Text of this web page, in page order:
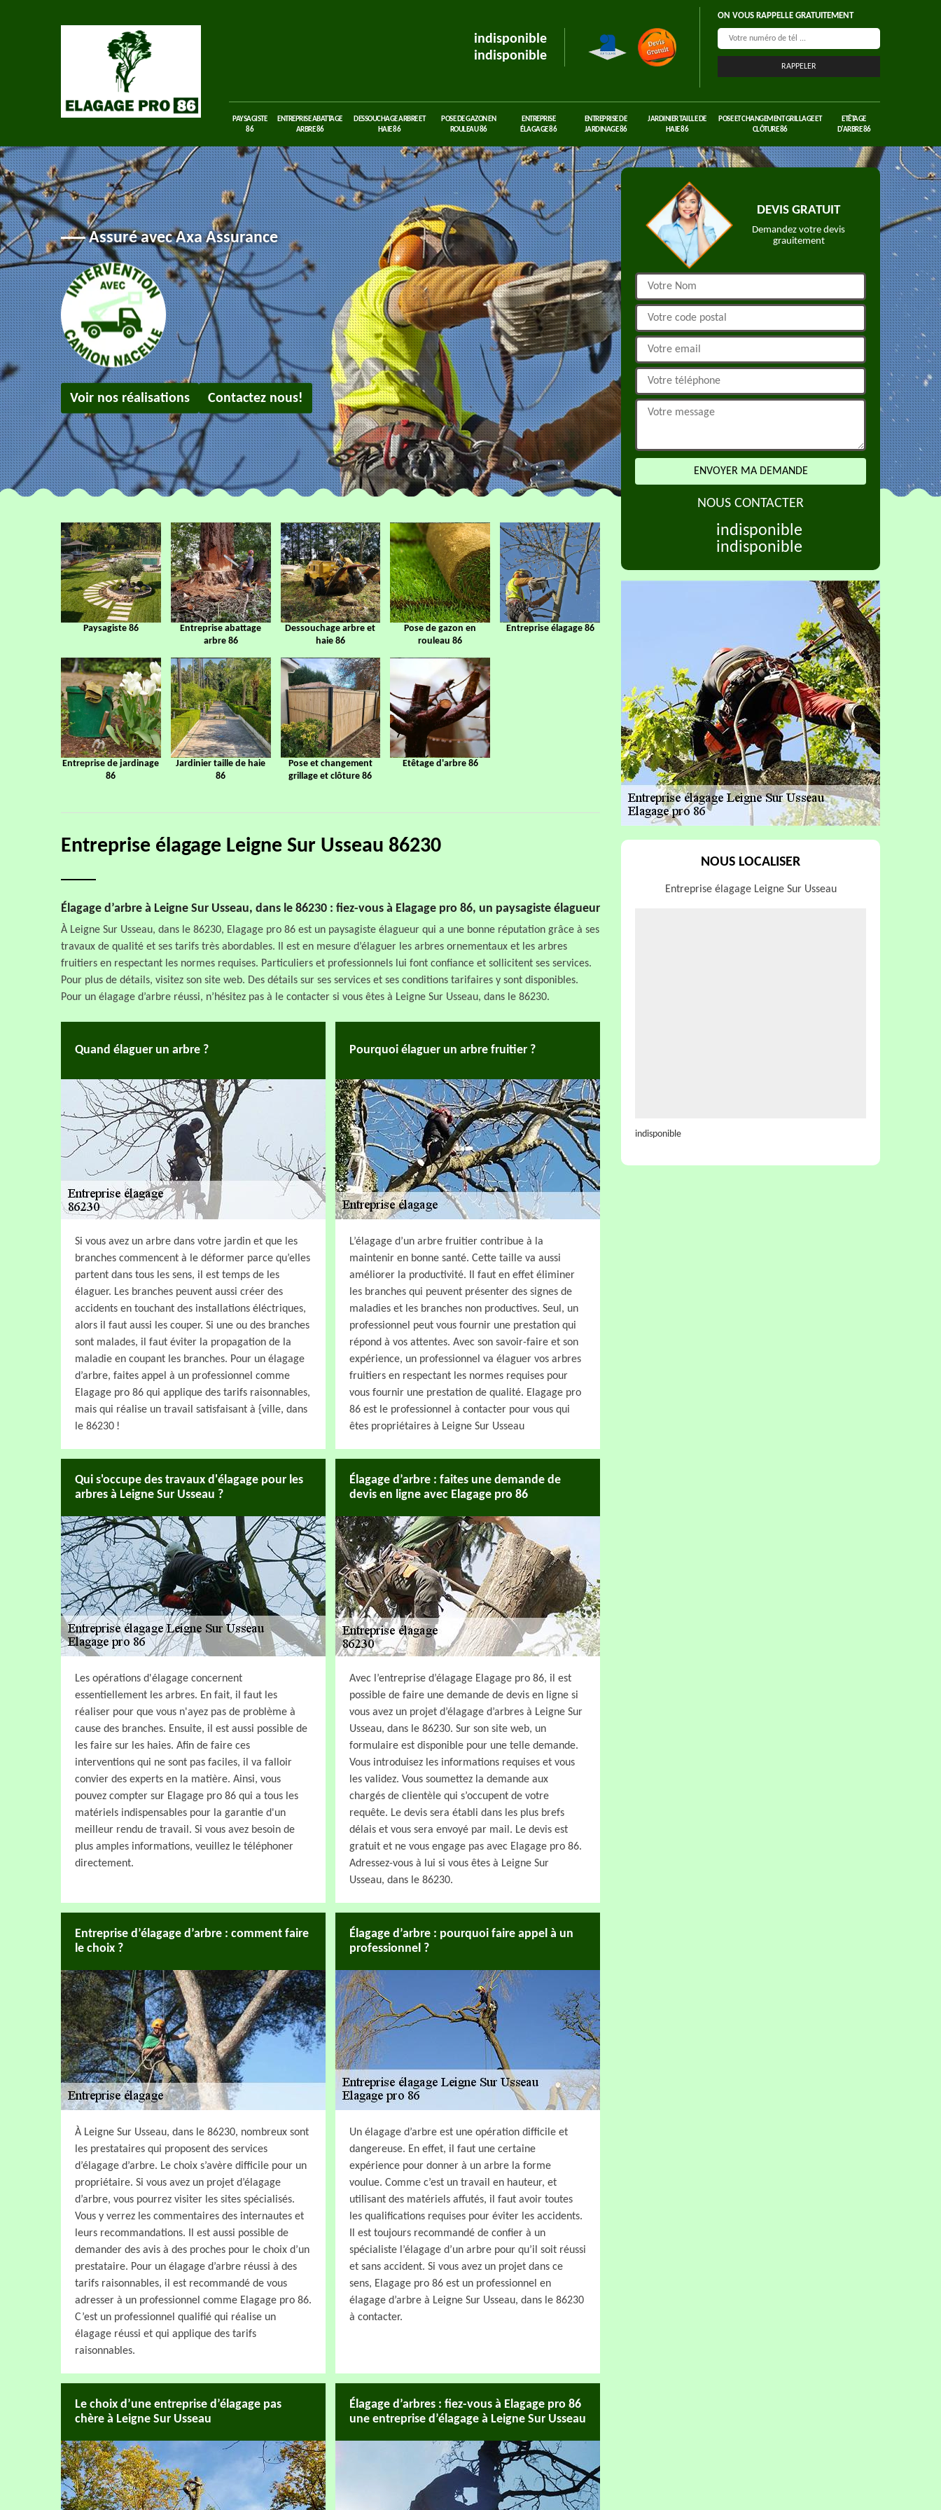
indisponible
indisponible
ON VOUS RAPPELLE GRATUITEMENT
PAYSAGISTE
86
ENTREPRISE ABATTAGE
ARBRE 86
DESSOUCHAGE ARBRE ET
HAIE 86
POSE DE GAZON EN
ROULEAU 86
ENTREPRISE
ÉLAGAGE 86
ENTREPRISE DE
JARDINAGE 86
JARDINIER TAILLE DE
HAIE 86
POSE ET CHANGEMENT GRILLAGE ET
CLÔTURE 86
ETÊTAGE
D'ARBRE 86
Assuré avec Axa Assurance
Voir nos réalisations Contactez nous!
Paysagiste 86
Entreprise abattage
arbre 86
Dessouchage arbre et
haie 86
Pose de gazon en
rouleau 86
Entreprise élagage 86
Entreprise de jardinage
86
Jardinier taille de haie
86
Pose et changement
grillage et clôture 86
Etêtage d'arbre 86
Entreprise élagage Leigne Sur Usseau 86230
Élagage d’arbre à Leigne Sur Usseau, dans le 86230 : fiez-vous à Elagage pro 86, un paysagiste élagueur
À Leigne Sur Usseau, dans le 86230, Elagage pro 86 est un paysagiste élagueur qui a une bonne réputation grâce à ses
travaux de qualité et ses tarifs très abordables. Il est en mesure d’élaguer les arbres ornementaux et les arbres
fruitiers en respectant les normes requises. Particuliers et professionnels lui font confiance et sollicitent ses services.
Pour plus de détails, visitez son site web. Des détails sur ses services et ses conditions tarifaires y sont disponibles.
Pour un élagage d’arbre réussi, n’hésitez pas à le contacter si vous êtes à Leigne Sur Usseau, dans le 86230.
Quand élaguer un arbre ?
Si vous avez un arbre dans votre jardin et que les
branches commencent à le déformer parce qu’elles
partent dans tous les sens, il est temps de les
élaguer. Les branches peuvent aussi créer des
accidents en touchant des installations éléctriques,
alors il faut aussi les couper. Si une ou des branches
sont malades, il faut éviter la propagation de la
maladie en coupant les branches. Pour un élagage
d’arbre, faites appel à un professionnel comme
Elagage pro 86 qui applique des tarifs raisonnables,
mais qui réalise un travail satisfaisant à {ville, dans
le 86230 !
Pourquoi élaguer un arbre fruitier ?
L’élagage d’un arbre fruitier contribue à la
maintenir en bonne santé. Cette taille va aussi
améliorer la productivité. Il faut en effet éliminer
les branches qui peuvent présenter des signes de
maladies et les branches non productives. Seul, un
professionnel peut vous fournir une prestation qui
répond à vos attentes. Avec son savoir-faire et son
expérience, un professionnel va élaguer vos arbres
fruitiers en respectant les normes requises pour
vous fournir une prestation de qualité. Elagage pro
86 est le professionnel à contacter pour vous qui
êtes propriétaires à Leigne Sur Usseau
Qui s'occupe des travaux d'élagage pour les
arbres à Leigne Sur Usseau ?
Les opérations d'élagage concernent
essentiellement les arbres. En fait, il faut les
réaliser pour que vous n'ayez pas de problème à
cause des branches. Ensuite, il est aussi possible de
les faire sur les haies. Afin de faire ces
interventions qui ne sont pas faciles, il va falloir
convier des experts en la matière. Ainsi, vous
pouvez compter sur Elagage pro 86 qui a tous les
matériels indispensables pour la garantie d'un
meilleur rendu de travail. Si vous avez besoin de
plus amples informations, veuillez le téléphoner
directement.
Élagage d’arbre : faites une demande de
devis en ligne avec Elagage pro 86
Avec l’entreprise d’élagage Elagage pro 86, il est
possible de faire une demande de devis en ligne si
vous avez un projet d’élagage d’arbres à Leigne Sur
Usseau, dans le 86230. Sur son site web, un
formulaire est disponible pour une telle demande.
Vous introduisez les informations requises et vous
les validez. Vous soumettez la demande aux
chargés de clientèle qui s’occupent de votre
requête. Le devis sera établi dans les plus brefs
délais et vous sera envoyé par mail. Le devis est
gratuit et ne vous engage pas avec Elagage pro 86.
Adressez-vous à lui si vous êtes à Leigne Sur
Usseau, dans le 86230.
Entreprise d’élagage d’arbre : comment faire
le choix ?
À Leigne Sur Usseau, dans le 86230, nombreux sont
les prestataires qui proposent des services
d’élagage d’arbre. Le choix s’avère difficile pour un
propriétaire. Si vous avez un projet d’élagage
d’arbre, vous pourrez visiter les sites spécialisés.
Vous y verrez les commentaires des internautes et
leurs recommandations. Il est aussi possible de
demander des avis à des proches pour le choix d’un
prestataire. Pour un élagage d’arbre réussi à des
tarifs raisonnables, il est recommandé de vous
adresser à un professionnel comme Elagage pro 86.
C’est un professionnel qualifié qui réalise un
élagage réussi et qui applique des tarifs
raisonnables.
Élagage d’arbre : pourquoi faire appel à un
professionnel ?
Un élagage d’arbre est une opération difficile et
dangereuse. En effet, il faut une certaine
expérience pour donner à un arbre la forme
voulue. Comme c’est un travail en hauteur, et
utilisant des matériels affutés, il faut avoir toutes
les qualifications requises pour éviter les accidents.
Il est toujours recommandé de confier à un
spécialiste l’élagage d’un arbre pour qu’il soit réussi
et sans accident. Si vous avez un projet dans ce
sens, Elagage pro 86 est un professionnel en
élagage d’arbre à Leigne Sur Usseau, dans le 86230
à contacter.
Le choix d’une entreprise d’élagage pas
chère à Leigne Sur Usseau
Élagage d’arbres : fiez-vous à Elagage pro 86
une entreprise d’élagage à Leigne Sur Usseau
DEVIS GRATUIT
Demandez votre devis
grauitement
NOUS CONTACTER
indisponible
indisponible
NOUS LOCALISER
Entreprise élagage Leigne Sur Usseau
indisponible